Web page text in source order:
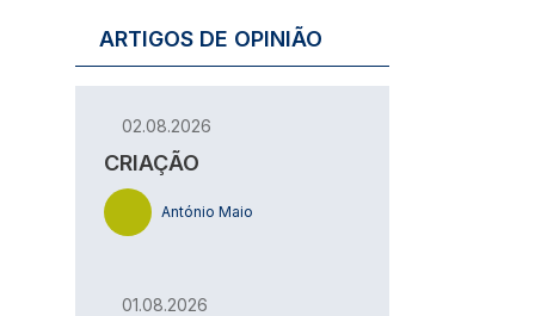
ARTIGOS DE OPINIÃO
02.08.2026
CRIAÇÃO
António Maio
01.08.2026